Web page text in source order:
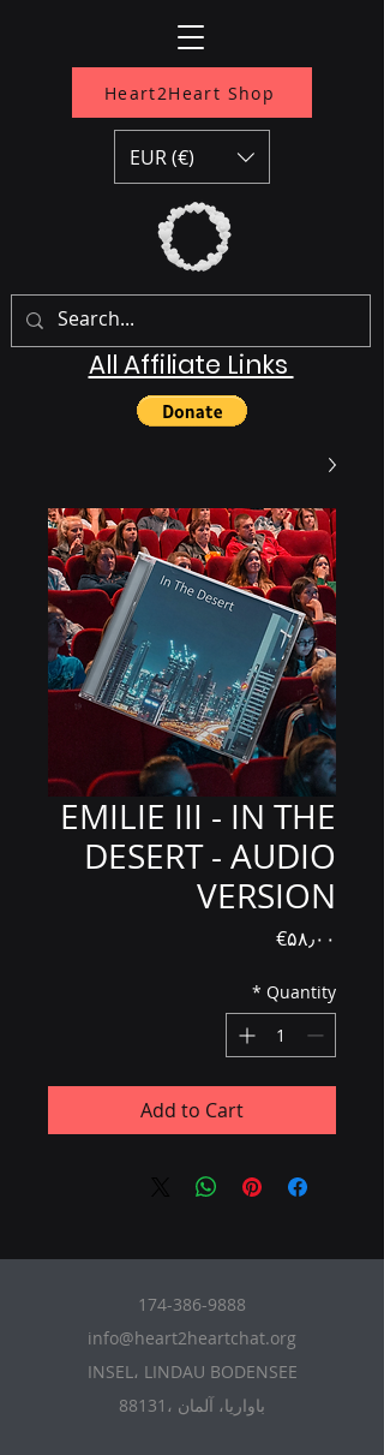
Heart2Heart Shop
All Affiliate Links
EUR (€)
EMILIE III - IN THE
DESERT - AUDIO
VERSION
‎€۵۸٫۰۰Price
Quantity
*
Add to Cart
174-386-9888
info@heart2heartchat.org
INSEL، LINDAU BODENSEE
88131، باواریا، آلمان